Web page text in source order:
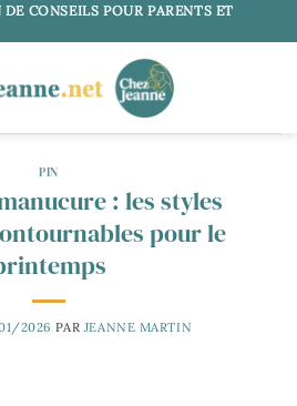
CONSEILS POUR PARENTS ET
PIN
: les styles
pour le
2026 PAR JEANNE MARTIN